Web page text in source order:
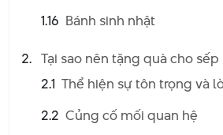
1.16 Bánh sinh nhật
Tại sao nên tặng quà cho sếp
2.1 Thể hiện sự tôn trọng và
2.2 Củng cố mối quan hệ